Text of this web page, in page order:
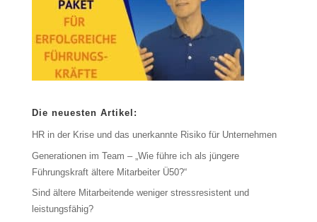
Die neuesten Artikel:
HR in der Krise und das unerkannte Risiko für Unternehmen
Generationen im Team – „Wie führe ich als jüngere
Führungskraft ältere Mitarbeiter Ü50?“
Sind ältere Mitarbeitende weniger stressresistent und
leistungsfähig?